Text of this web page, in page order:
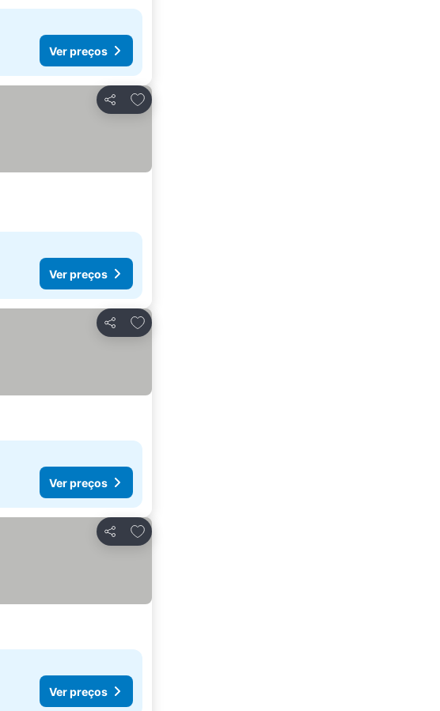
Ver preços
Partilhar
Adicionar aos favoritos
Ver preços
Partilhar
Adicionar aos favoritos
Ver preços
Partilhar
Adicionar aos favoritos
Ver preços